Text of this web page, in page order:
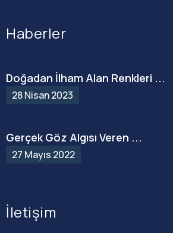
Haberler
Doğadan İlham Alan Renkleri ...
28 Nisan 2023
Gerçek Göz Algısı Veren ...
27 Mayıs 2022
İletişim